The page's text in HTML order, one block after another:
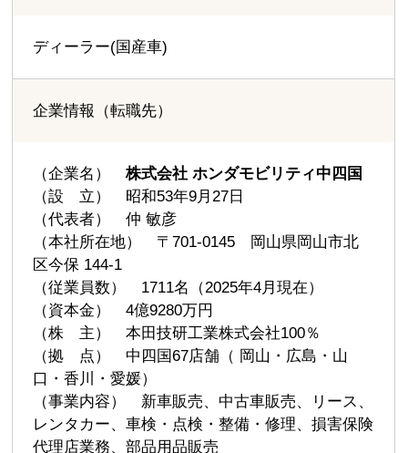
ディーラー(国産車)
企業情報（転職先）
（企業名）株式会社 ホンダモビリティ中四国
（設 立） 昭和53年9月27日
（代表者） 仲 敏彦
（本社所在地） 〒701-0145 岡山県岡山市北
区今保 144-1
（従業員数） 1711名（2025年4月現在）
（資本金） 4億9280万円
（株 主） 本田技研工業株式会社100％
（拠 点） 中四国67店舗（ 岡山・広島・山
口・香川・愛媛）
（事業内容） 新車販売、中古車販売、リース、
レンタカー、車検・点検・整備・修理、損害保険
代理店業務、部品用品販売